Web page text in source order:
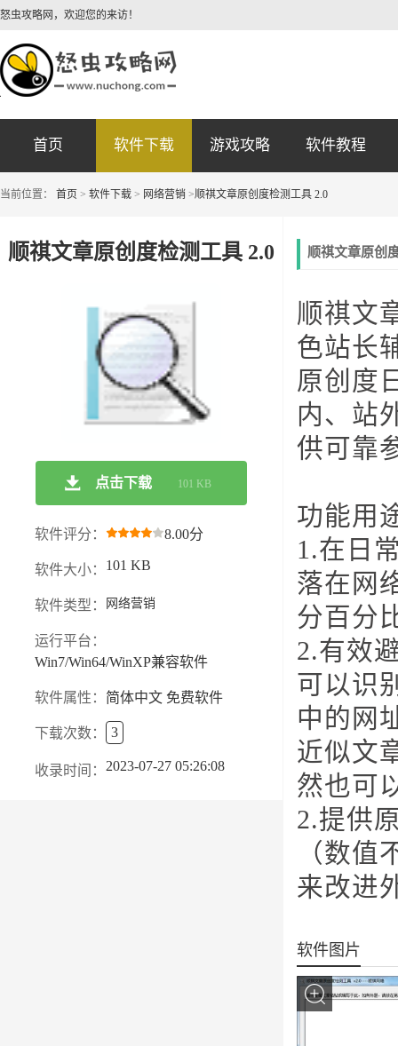
怒虫攻略网，欢迎您的来访！
首页 软件下载 游戏攻略 软件教程
当前位置： 首页 > 软件下载 > 网络营销 >顺祺文章原创度检测工具 2.0
顺祺文章原创度检测工具 2.0
点击下载 101 KB
软件评分： 8.00分
软件大小： 101 KB
软件类型： 网络营销
运行平台：
Win7/Win64/WinXP兼容软件
软件属性： 简体中文 免费软件
下载次数： 3
收录时间： 2023-07-27 05:26:08
顺祺文章原创
顺祺文
色站长
原创度
内、站
供可靠
功能用
1.在日
落在网
分百分
2.有效
可以识
中的网
近似文
然也可
2.提供
（数
来改进
软件图片